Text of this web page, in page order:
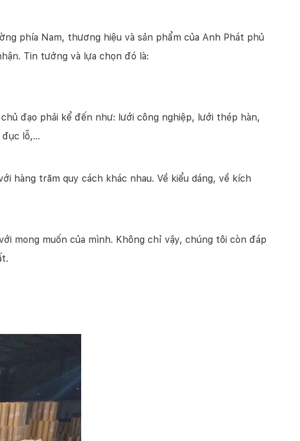
phía Nam, thương hiệu và sản phẩm của Anh Phát phủ
Tin tưởng và lựa chọn đó là:
đạo phải kể đến như: lưới công nghiệp, lưới thép hàn,
đục lỗ,…
hàng trăm quy cách khác nhau. Về kiểu dáng, về kích
mong muốn của mình. Không chỉ vậy, chúng tôi còn đáp